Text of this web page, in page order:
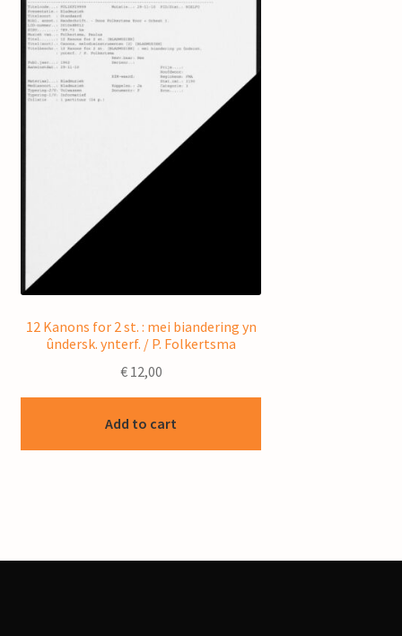
12 Kanons for 2 st. : mei biandering yn
ûndersk. ynterf. / P. Folkertsma
€12,00
Add to cart